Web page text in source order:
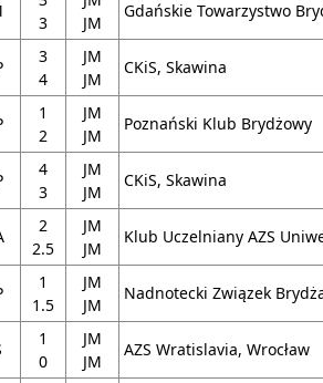
3
JM
3
4
JM
JM
CKiS, Skawina
1
2
JM
JM
Poznański Klub Brydżowy
4
3
JM
JM
CKiS, Skawina
2
2.5
JM
JM
1
1.5
JM
JM
1
0
JM
JM
AZS Wratislavia, Wrocław